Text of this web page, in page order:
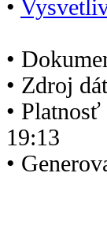
•
•
• Zdroj
•
19:13
•